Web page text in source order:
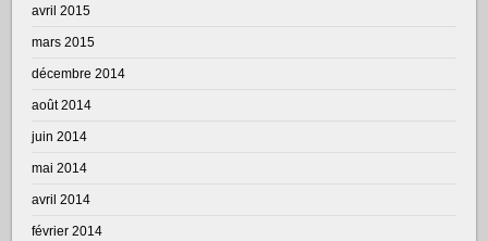
avril 2015
mars 2015
décembre 2014
août 2014
juin 2014
mai 2014
avril 2014
février 2014